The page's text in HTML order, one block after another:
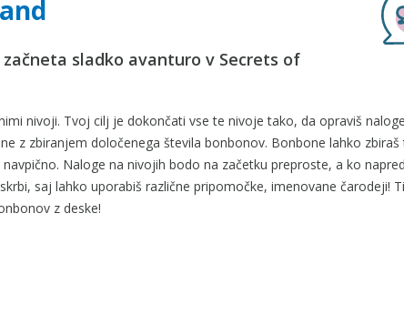
sladko avanturo v Secrets of
nivoji. Tvoj cilj je dokončati vse te nivoje tako, da opraviš
z zbiranjem določenega števila bonbonov. Bonbone lahko zbiraš
Naloge na nivojih bodo na začetku preproste, a ko
saj lahko uporabiš različne pripomočke, imenovane čarodeji! Ti
z deske!